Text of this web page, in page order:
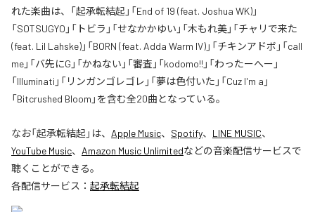
れた楽曲は、「起承転結起」「End of 19 (feat. Joshua WK)」
「SOTSUGYO」「トビラ」「せなかかゆい」「木もれ美」「チャリで来た
(feat. Lil Lahske)」「BORN (feat. Adda Warm IV)」「チキンアドボ」「call
me」「バ先にG」「かねない」「審査」「kodomo!!」「わったーへー」
「Illuminati」「リンガンゴレゴレ」「夢は色付いた」「Cuz I'm a」
「Bitcrushed Bloom」を含む全20曲となっている。
なお「起承転結起 」は、 Apple Music、 Spotify、 LINE MUSIC、
YouTube Music、 Amazon Music Unlimitedなどの音楽配信サービスで
聴くことができる。
各配信サービス： 起承転結起